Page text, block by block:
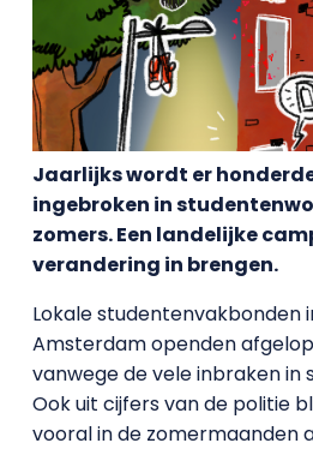
Jaarlijks wordt er
ingebroken in
zomers. Een landelijke
verandering in brengen.
Lokale studentenvakbonden
Amsterdam openden
vanwege de vele inbraken in
Ook uit cijfers van de politie
vooral in de zomermaanden